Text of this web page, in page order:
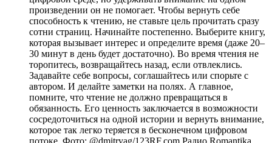
произведении он не помогает. Чтобы вернуть себе
способность к чтению, не ставьте цель прочитать сразу
сотни страниц. Начинайте постепенно. Выберите книгу,
которая вызывает интерес и определите время (даже 20–
30 минут в день будет достаточно). Во время чтения не
торопитесь, возвращайтесь назад, если отвлеклись.
Задавайте себе вопросы, соглашайтесь или спорьте с
автором. И делайте заметки на полях. А главное,
помните, что чтение не должно превращаться в
обязанность. Его ценность заключается в возможности
сосредоточиться на одной истории и вернуть внимание,
которое так легко теряется в бесконечном цифровом
потоке. Фото: @dmitryag/123RF.com Радио Romantika